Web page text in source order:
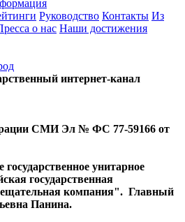
Руководство Контакты Из
о нас Наши достижения
интернет-канал
СМИ Эл № ФС 77-59166 от
унитарное
государственная
компания". Главный
Панина.